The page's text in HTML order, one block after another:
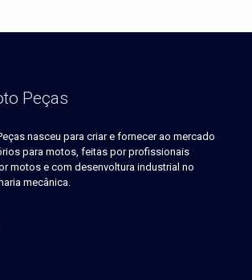
Peças
nasceu para criar e fornecer ao mercado
para motos, feitas por profissionais
motos e com desenvoltura industrial no
mecânica.